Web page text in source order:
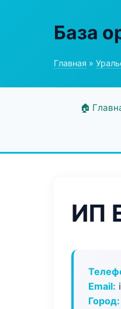
База
Главная »
🏠
ИП
Email:
Город: